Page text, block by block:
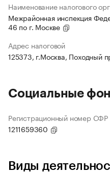
Наименование налогового
Межрайонная инспекция
46 по г. Москве
Адрес налоговой
125373, г.Москва, Походный
Социальные
Регистрационный номер СФР
1211659360
Виды